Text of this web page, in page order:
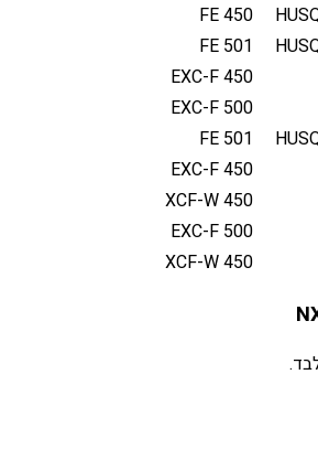
FE 450
FE 501
450 EXC-F
500 EXC-F
FE 501
450 EXC-F
450 XCF-W
500 EXC-F
450 XCF-W